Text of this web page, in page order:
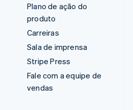
Plano de ação do
produto
Carreiras
Sala de imprensa
Stripe Press
Fale com a equipe de
vendas